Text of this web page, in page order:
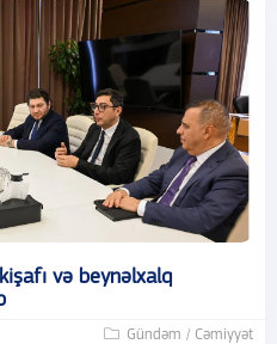
və beynəlxalq
Gündəm / Cəmiyyət